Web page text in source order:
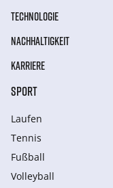
TECHNOLOGIE
NACHHALTIGKEIT
KARRIERE
SPORT
Laufen
Tennis
Fußball
Volleyball